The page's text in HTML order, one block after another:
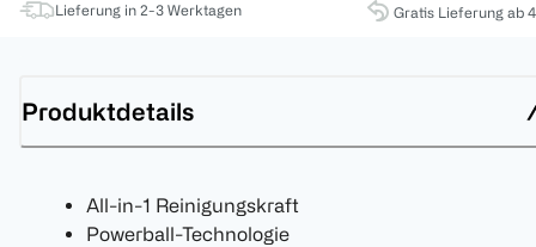
Lieferung in 2-3 Werktagen Gratis Lieferung ab
Produktdetails
All-in-1 Reinigungskraft
Powerball-Technologie